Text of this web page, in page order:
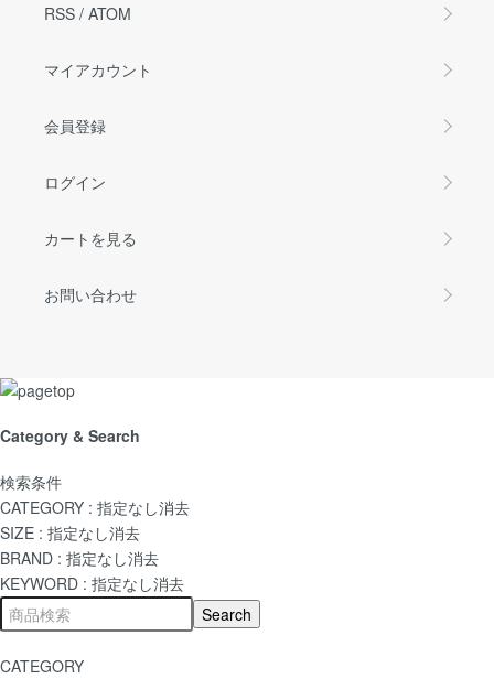
RSS / ATOM
マイアカウント
会員登録
ログイン
カートを見る
お問い合わせ
Category & Search
検索条件
CATEGORY : 指定なし消去
SIZE : 指定なし消去
BRAND : 指定なし消去
KEYWORD : 指定なし消去
CATEGORY